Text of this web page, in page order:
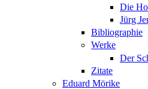
Die
Jürg
Bibliographie
Werke
Der
Zitate
Eduard Mörike